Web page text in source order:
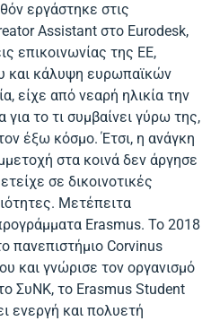
εργάστηκε στις
Assistant στο Eurodesk,
επικοινωνίας της ΕΕ,
και κάλυψη ευρωπαϊκών
είχε από νεαρή ηλικία την
για το τι συμβαίνει γύρω της,
έξω κόσμο. Έτσι, η ανάγκη
στα κοινά δεν άργησε
σε δικοινοτικές
Μετέπειτα
Erasmus. Το 2018
πανεπιστήμιο Corvinus
και γνώρισε τον οργανισμό
ΣυΝΚ, το Erasmus Student
ενεργή και πολυετή